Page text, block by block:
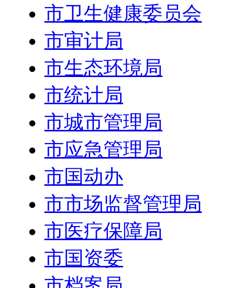
市卫生健康委员会
市审计局
市生态环境局
市统计局
市城市管理局
市应急管理局
市国动办
市市场监督管理局
市医疗保障局
市国资委